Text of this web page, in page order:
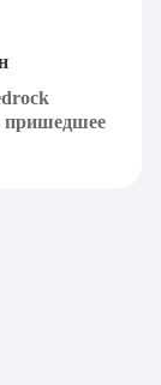
пришедшее